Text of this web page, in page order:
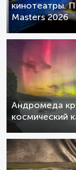
кинотеатры.
Masters 2026
Андромеда
космический